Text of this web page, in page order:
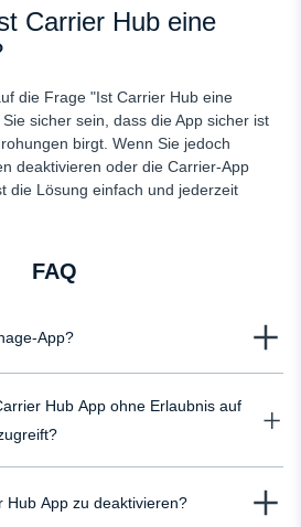
Carrier Hub eine
die Frage "Ist Carrier Hub eine
sicher sein, dass die App sicher ist
birgt. Wenn Sie jedoch
deaktivieren oder die Carrier-App
die Lösung einfach und jederzeit
FAQ
App?
zur Verwaltung von
Bereitstellung von Updates.
Hub App ohne Erlaubnis auf
für jeden Zugriff eine Erlaubnis erteilen.
Hub App zu deaktivieren?